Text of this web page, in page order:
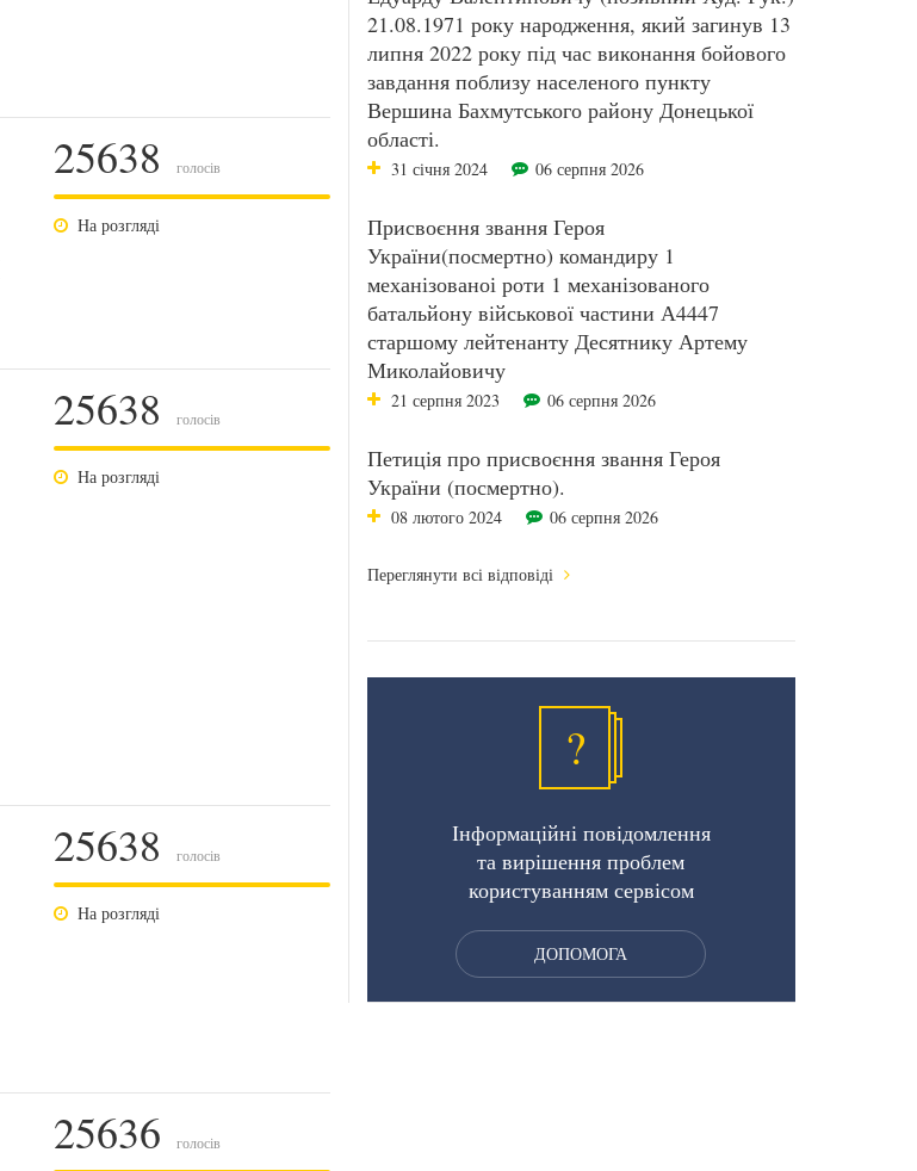
25638 голосів
На розгляді
25638 голосів
На розгляді
25638 голосів
На розгляді
25636 голосів
21.08.1971 року народження, який загинув 13
липня 2022 року під час виконання бойового
завдання поблизу населеного пункту
Вершина Бахмутського району Донецької
області.
31 січня 2024 06 серпня 2026
Присвоєння звання Героя
України(посмертно) командиру 1
механізованоі роти 1 механізованого
батальйону військової частини А4447
старшому лейтенанту Десятнику Артему
Миколайовичу
21 серпня 2023 06 серпня 2026
Петиція про присвоєння звання Героя
України (посмертно).
08 лютого 2024 06 серпня 2026
Переглянути всі відповіді
?
Інформаційні повідомлення
та вирішення проблем
користуванням сервісом
ДОПОМОГА